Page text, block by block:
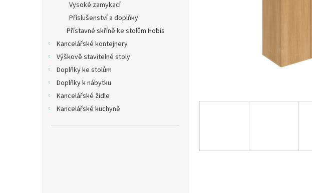
Vysoké zamykací
Příslušenství a doplňky
Přístavné skříně ke stolům Hobis
Kancelářské kontejnery
Výškově stavitelné stoly
Doplňky ke stolům
Doplňky k nábytku
Kancelářské židle
Kancelářské kuchyně